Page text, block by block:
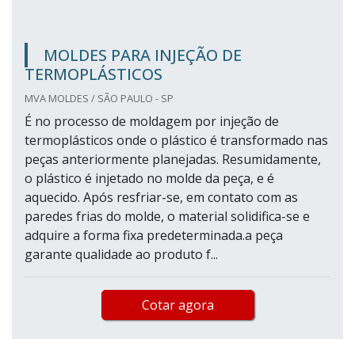
MOLDES PARA INJEÇÃO DE
TERMOPLÁSTICOS
MVA MOLDES / SÃO PAULO - SP
É no processo de moldagem por injeção de
termoplásticos onde o plástico é transformado nas
peças anteriormente planejadas. Resumidamente,
o plástico é injetado no molde da peça, e é
aquecido. Após resfriar-se, em contato com as
paredes frias do molde, o material solidifica-se e
adquire a forma fixa predeterminada.a peça
garante qualidade ao produto f...
Cotar agora